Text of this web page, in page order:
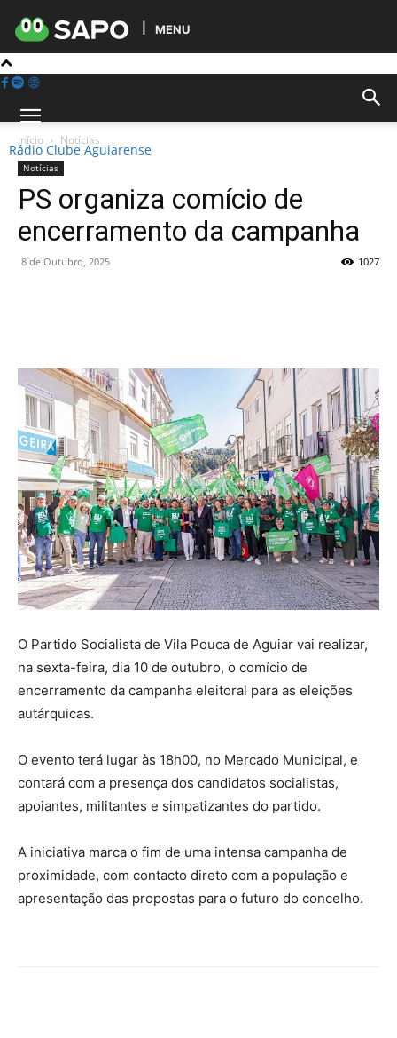
MENU
Rádio Clube Aguiarense
Início Notícias
Notícias
PS organiza comício de
encerramento da campanha
8 de Outubro, 2025 1027
O Partido Socialista de Vila Pouca de Aguiar vai realizar,
na sexta-feira, dia 10 de outubro, o comício de
encerramento da campanha eleitoral para as eleições
autárquicas.
O evento terá lugar às 18h00, no Mercado Municipal, e
contará com a presença dos candidatos socialistas,
apoiantes, militantes e simpatizantes do partido.
A iniciativa marca o fim de uma intensa campanha de
proximidade, com contacto direto com a população e
apresentação das propostas para o futuro do concelho.